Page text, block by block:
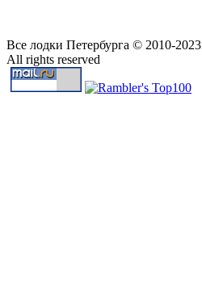
Все лодки Петербурга © 2010-2023
All rights reserved